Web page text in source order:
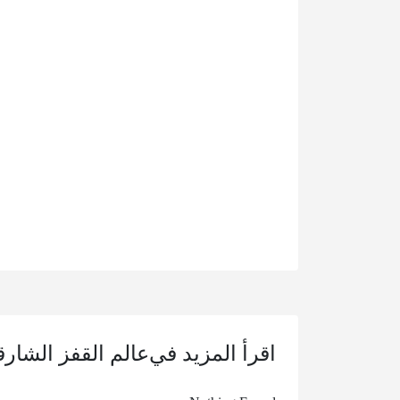
اقرأ المزيد فيعالم القفز